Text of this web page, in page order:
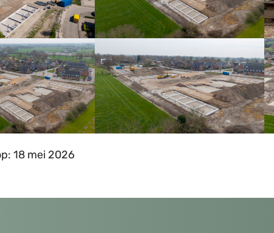
18 mei 2026